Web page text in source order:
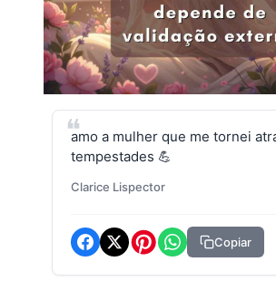
amo a mulher que me tornei
tempestades 💪
Clarice Lispector
Copiar